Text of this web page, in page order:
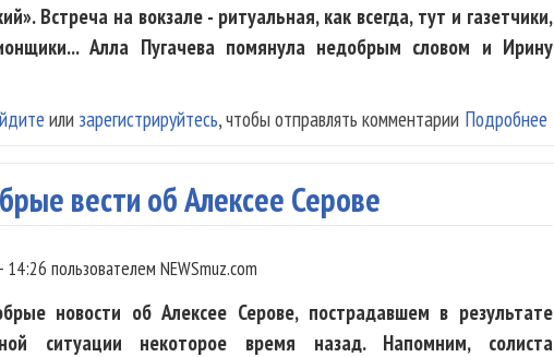
Встреча на вокзале - ритуальная, как всегда, тут и газетчики,
Алла Пугачева помянула недобрым словом и Ирину
Подробнее
или зарегистрируйтесь, чтобы отправлять комментарии
вести об Алексее Серове
14:26 пользователем NEWSmuz.com
новости об Алексее Серове, пострадавшем в результате
ситуации некоторое время назад. Напомним, солиста